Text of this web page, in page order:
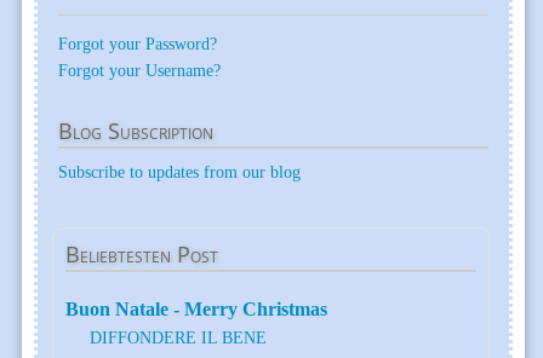
Forgot your Password?
Forgot your Username?
Blog Subscription
Subscribe to updates from our blog
Beliebtesten Post
Buon Natale - Merry Christmas
DIFFONDERE IL BENE